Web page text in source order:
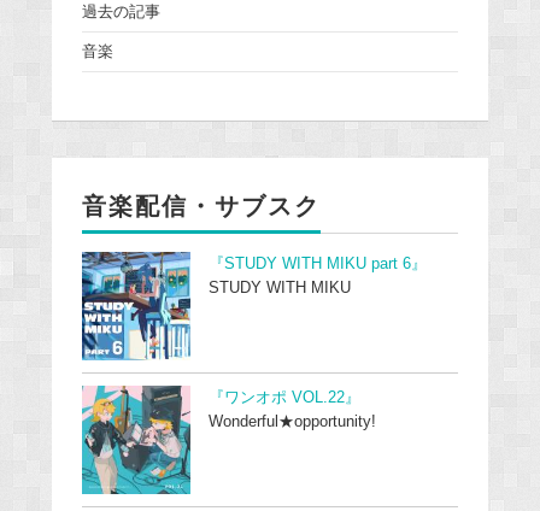
過去の記事
音楽
音楽配信・サブスク
『STUDY WITH MIKU part 6』
STUDY WITH MIKU
『ワンオポ VOL.22』
Wonderful★opportunity!